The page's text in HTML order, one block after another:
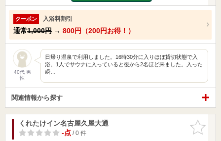
クーポン 入浴料割引
通常1,000円 → 800円（200円お得！）
40代 男
性
日帰り温泉で利用しました。16時30分に入りほぼ貸切状態で入
浴。1人でサウナに入っていると後から2名ほど来ました。入った
瞬…
関連情報から探す
お気に入
りに追加
くれたけイン名古屋久屋大通
-点/ 0 件